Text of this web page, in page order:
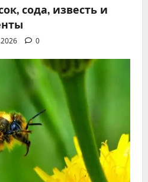
сода, известь и
0